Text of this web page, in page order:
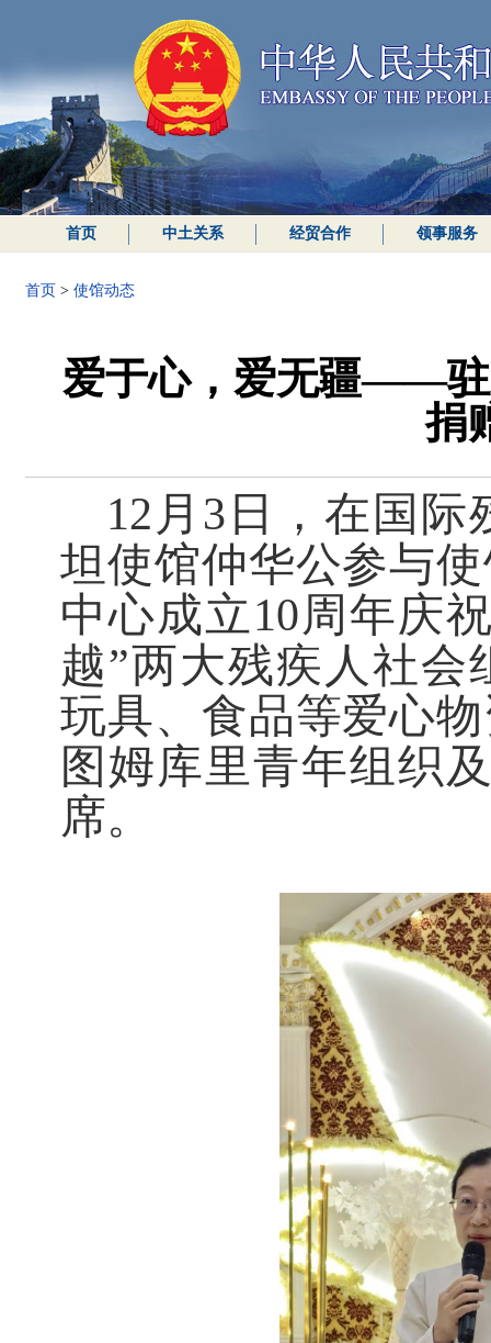
首页 中土关系 经贸合作 领事服务
首页 > 使馆动态
爱于心，爱无疆——驻
捐
12 月 3 日，在国际
坦使馆仲华公参与
中心成立10周年庆
越”两大残疾人社
玩具、食品等爱心
图姆库里青年组织
席。